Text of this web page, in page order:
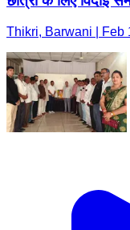
Thikri, Barwani | Feb